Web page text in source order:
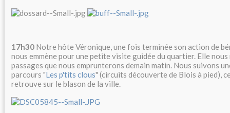
17h30 Notre hôte Véronique, une fois terminée son action de
nous emmène pour une petite visite guidée du quartier. Elle
passages que nous emprunterons demain matin. Nous suivons
parcours "Les p'tits clous" (circuits découverte de Blois à pied),
retrouve sur le blason de la ville.